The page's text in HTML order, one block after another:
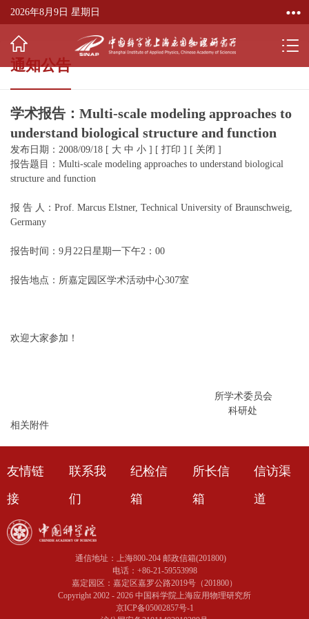
2026年8月9日 星期日
通知公告
学术报告：Multi-scale modeling approaches to
understand biological structure and function
发布日期：2008/09/18 [ 大 中 小 ] [ 打印 ] [ 关闭 ]
报告题目：Multi-scale modeling approaches to understand biological
structure and function
报 告 人：Prof. Marcus Elstner, Technical University of Braunschweig,
Germany
报告时间：9月22日星期一下午2：00
报告地点：所嘉定园区学术活动中心307室
欢迎大家参加！
所学术委员会
科研处
相关附件
友情链
接
联系我
们
纪检信
箱
所长信
箱
信访渠
道
通信地址：上海800-204 邮政信箱(201800)
电话：+86-21-59553998
嘉定园区：嘉定区嘉罗公路2019号（201800）
Copyright 2002 - 2026 中国科学院上海应用物理研究所
京ICP备05002857号-1